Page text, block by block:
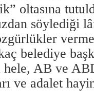
oltasına
söylediği
belediye
hele, AB ve
ve adalet